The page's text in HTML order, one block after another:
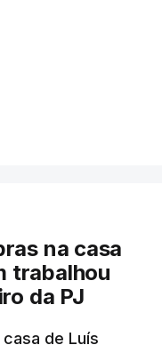
na casa
trabalhou
da PJ
de Luís